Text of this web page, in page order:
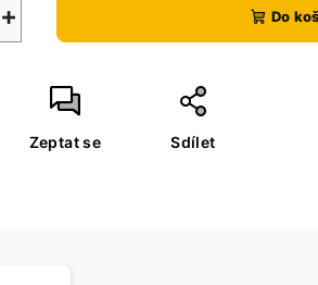
+ Do
Zeptat se Sdílet